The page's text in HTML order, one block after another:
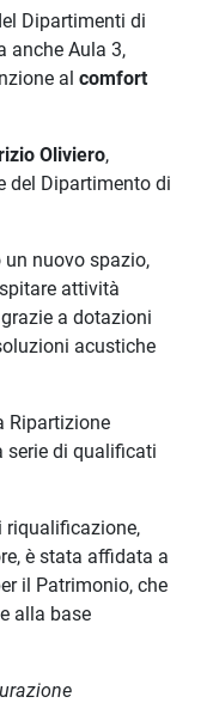
Dipartimenti di
anche Aula 3,
al comfort
Oliviero,
del Dipartimento di
un nuovo spazio,
attività
a dotazioni
acustiche
Ripartizione
serie di qualificati
riqualificazione,
è stata affidata a
il Patrimonio, che
alla base